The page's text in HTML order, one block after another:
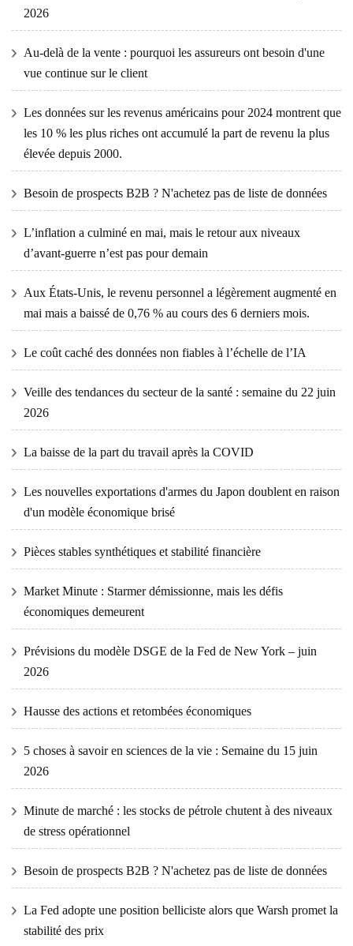
2026
Au-delà de la vente : pourquoi les assureurs ont besoin d'une
vue continue sur le client
Les données sur les revenus américains pour 2024 montrent que
les 10 % les plus riches ont accumulé la part de revenu la plus
élevée depuis 2000.
Besoin de prospects B2B ? N'achetez pas de liste de données
L’inflation a culminé en mai, mais le retour aux niveaux
d’avant-guerre n’est pas pour demain
Aux États-Unis, le revenu personnel a légèrement augmenté en
mai mais a baissé de 0,76 % au cours des 6 derniers mois.
Le coût caché des données non fiables à l’échelle de l’IA
Veille des tendances du secteur de la santé : semaine du 22 juin
2026
La baisse de la part du travail après la COVID
Les nouvelles exportations d'armes du Japon doublent en raison
d'un modèle économique brisé
Pièces stables synthétiques et stabilité financière
Market Minute : Starmer démissionne, mais les défis
économiques demeurent
Prévisions du modèle DSGE de la Fed de New York – juin
2026
Hausse des actions et retombées économiques
5 choses à savoir en sciences de la vie : Semaine du 15 juin
2026
Minute de marché : les stocks de pétrole chutent à des niveaux
de stress opérationnel
Besoin de prospects B2B ? N'achetez pas de liste de données
La Fed adopte une position belliciste alors que Warsh promet la
stabilité des prix